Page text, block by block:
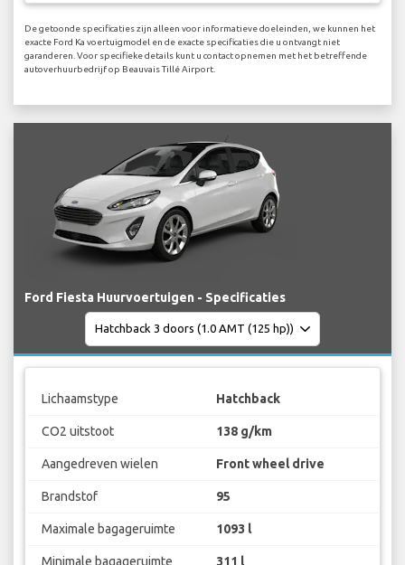
De getoonde specificaties zijn alleen voor informatieve doeleinden, we kunnen het
exacte Ford Ka voertuigmodel en de exacte specificaties die u ontvangt niet
garanderen. Voor specifieke details kunt u contact opnemen met het betreffende
autoverhuurbedrijf op Beauvais Tillé Airport.
Ford Fiesta Huurvoertuigen - Specificaties
Lichaamstype Hatchback
CO2 uitstoot 138 g/km
Aangedreven wielen Front wheel drive
Brandstof 95
Maximale bagageruimte 1093 l
Minimale bagageruimte 311 l